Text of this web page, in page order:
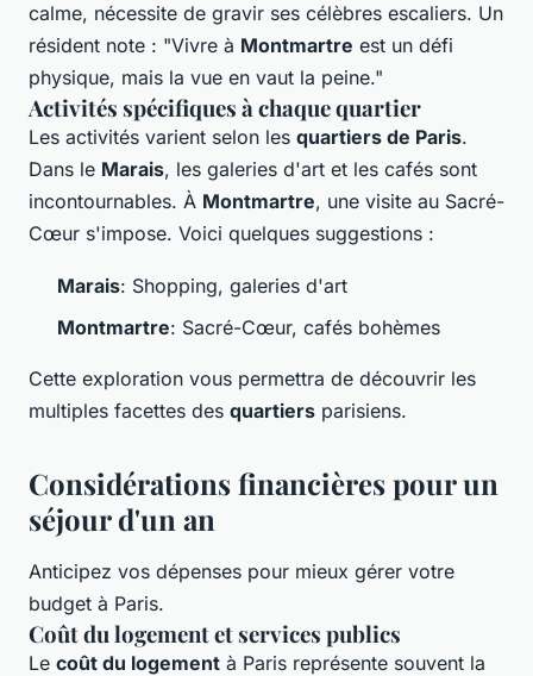
calme, nécessite de gravir ses célèbres escaliers. Un
résident note : "Vivre à Montmartre est un défi
physique, mais la vue en vaut la peine."
Activités spécifiques à chaque quartier
Les activités varient selon les quartiers de Paris.
Dans le Marais, les galeries d'art et les cafés sont
incontournables. À Montmartre, une visite au Sacré-
Cœur s'impose. Voici quelques suggestions :
Marais: Shopping, galeries d'art
Montmartre: Sacré-Cœur, cafés bohèmes
Cette exploration vous permettra de découvrir les
multiples facettes des quartiers parisiens.
Considérations financières pour un
séjour d'un an
Anticipez vos dépenses pour mieux gérer votre
budget à Paris.
Coût du logement et services publics
Le coût du logement à Paris représente souvent la